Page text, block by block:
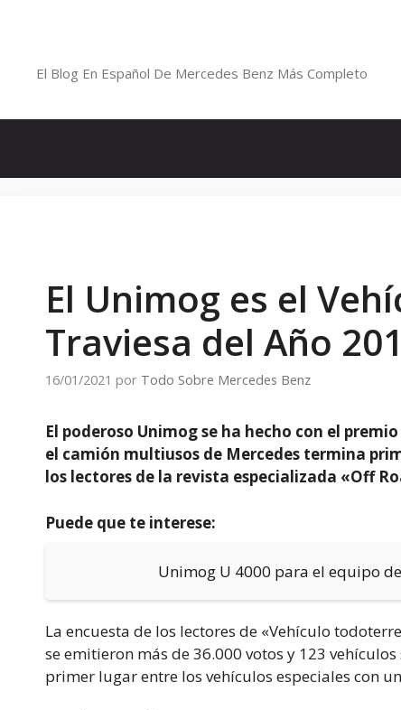
El Blog En Español De Mercedes Benz Más Completo
El Unimog es el
Traviesa del Año
16/01/2021 por Todo Sobre Mercedes Benz
El poderoso Unimog se ha hecho con el
el camión multiusos de Mercedes termina
los lectores de la revista especializada «Off
Puede que te interese:
Unimog U 4000 para el equipo
La encuesta de los lectores de «Vehículo
se emitieron más de 36.000 votos y 123
primer lugar entre los vehículos especiales con